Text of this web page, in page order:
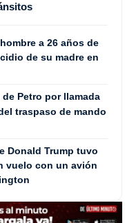
a 26 años de
de su madre en
Petro por llamada
traspaso de mando
Donald Trump tuvo
vuelo con un avión